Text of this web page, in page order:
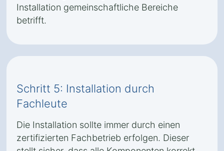
Installation gemeinschaftliche Bereiche
betrifft.
Schritt 5: Installation durch
Fachleute
Die Installation sollte immer durch einen
zertifizierten Fachbetrieb erfolgen. Dieser